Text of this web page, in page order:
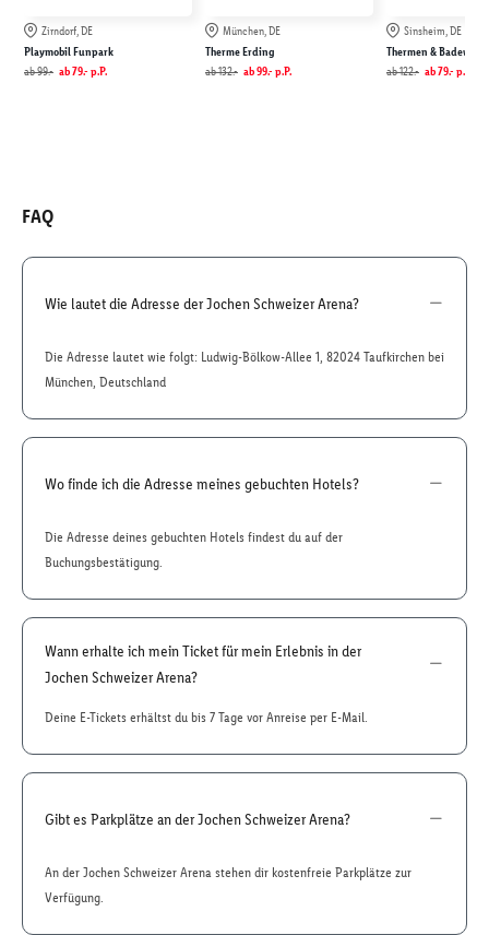
Zirndorf, DE
Playmobil Funpark
ab99.- ab79.- p.P.
München, DE
Therme Erding
ab132.- ab99.- p.P.
Sinsheim, DE
Thermen & Badewelt
ab122.- ab79.- p.P.
FAQ
Wie lautet die Adresse der Jochen Schweizer Arena?
Die Adresse lautet wie folgt: Ludwig-Bölkow-Allee 1, 82024 Taufkirchen bei
München, Deutschland
Wo finde ich die Adresse meines gebuchten Hotels?
Die Adresse deines gebuchten Hotels findest du auf der
Buchungsbestätigung.
Wann erhalte ich mein Ticket für mein Erlebnis in der
Jochen Schweizer Arena?
Deine E-Tickets erhältst du bis 7 Tage vor Anreise per E-Mail.
Gibt es Parkplätze an der Jochen Schweizer Arena?
An der Jochen Schweizer Arena stehen dir kostenfreie Parkplätze zur
Verfügung.